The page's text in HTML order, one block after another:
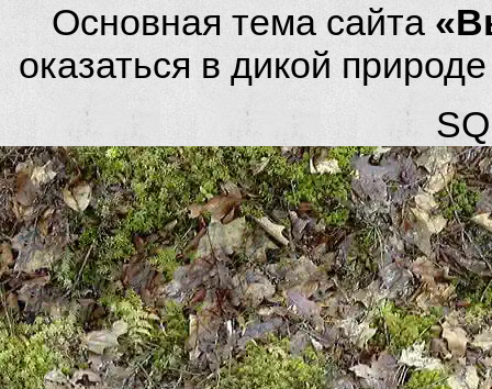
Основная тема сайта
оказаться в дикой